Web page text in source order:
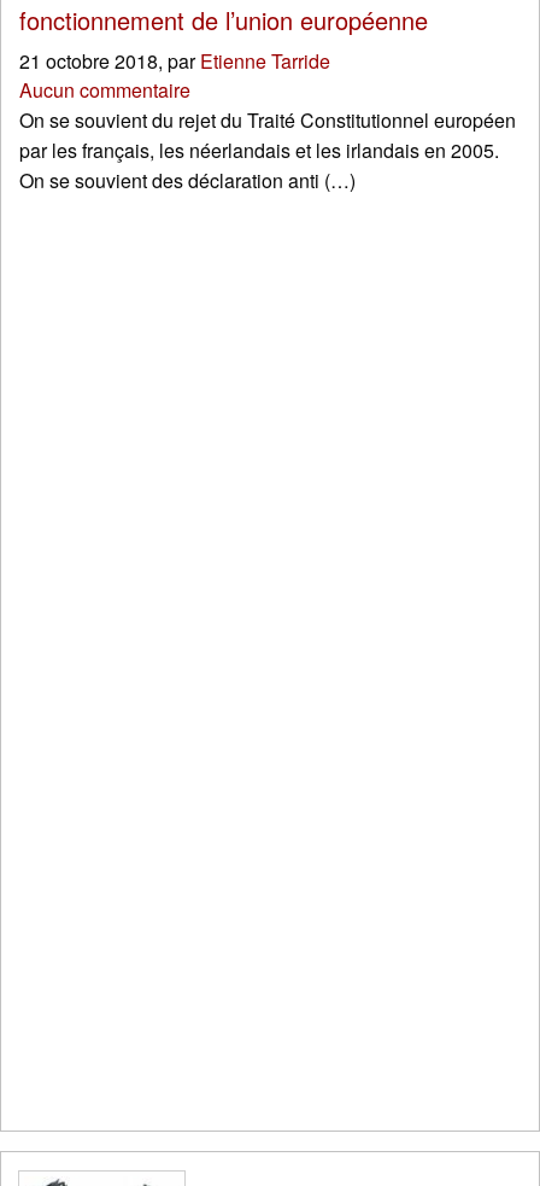
fonctionnement de l’union européenne
21 octobre 2018, parEtienne Tarride
Aucun commentaire
On se souvient du rejet du Traité Constitutionnel européen
par les français, les néerlandais et les irlandais en 2005.
On se souvient des déclaration anti (…)